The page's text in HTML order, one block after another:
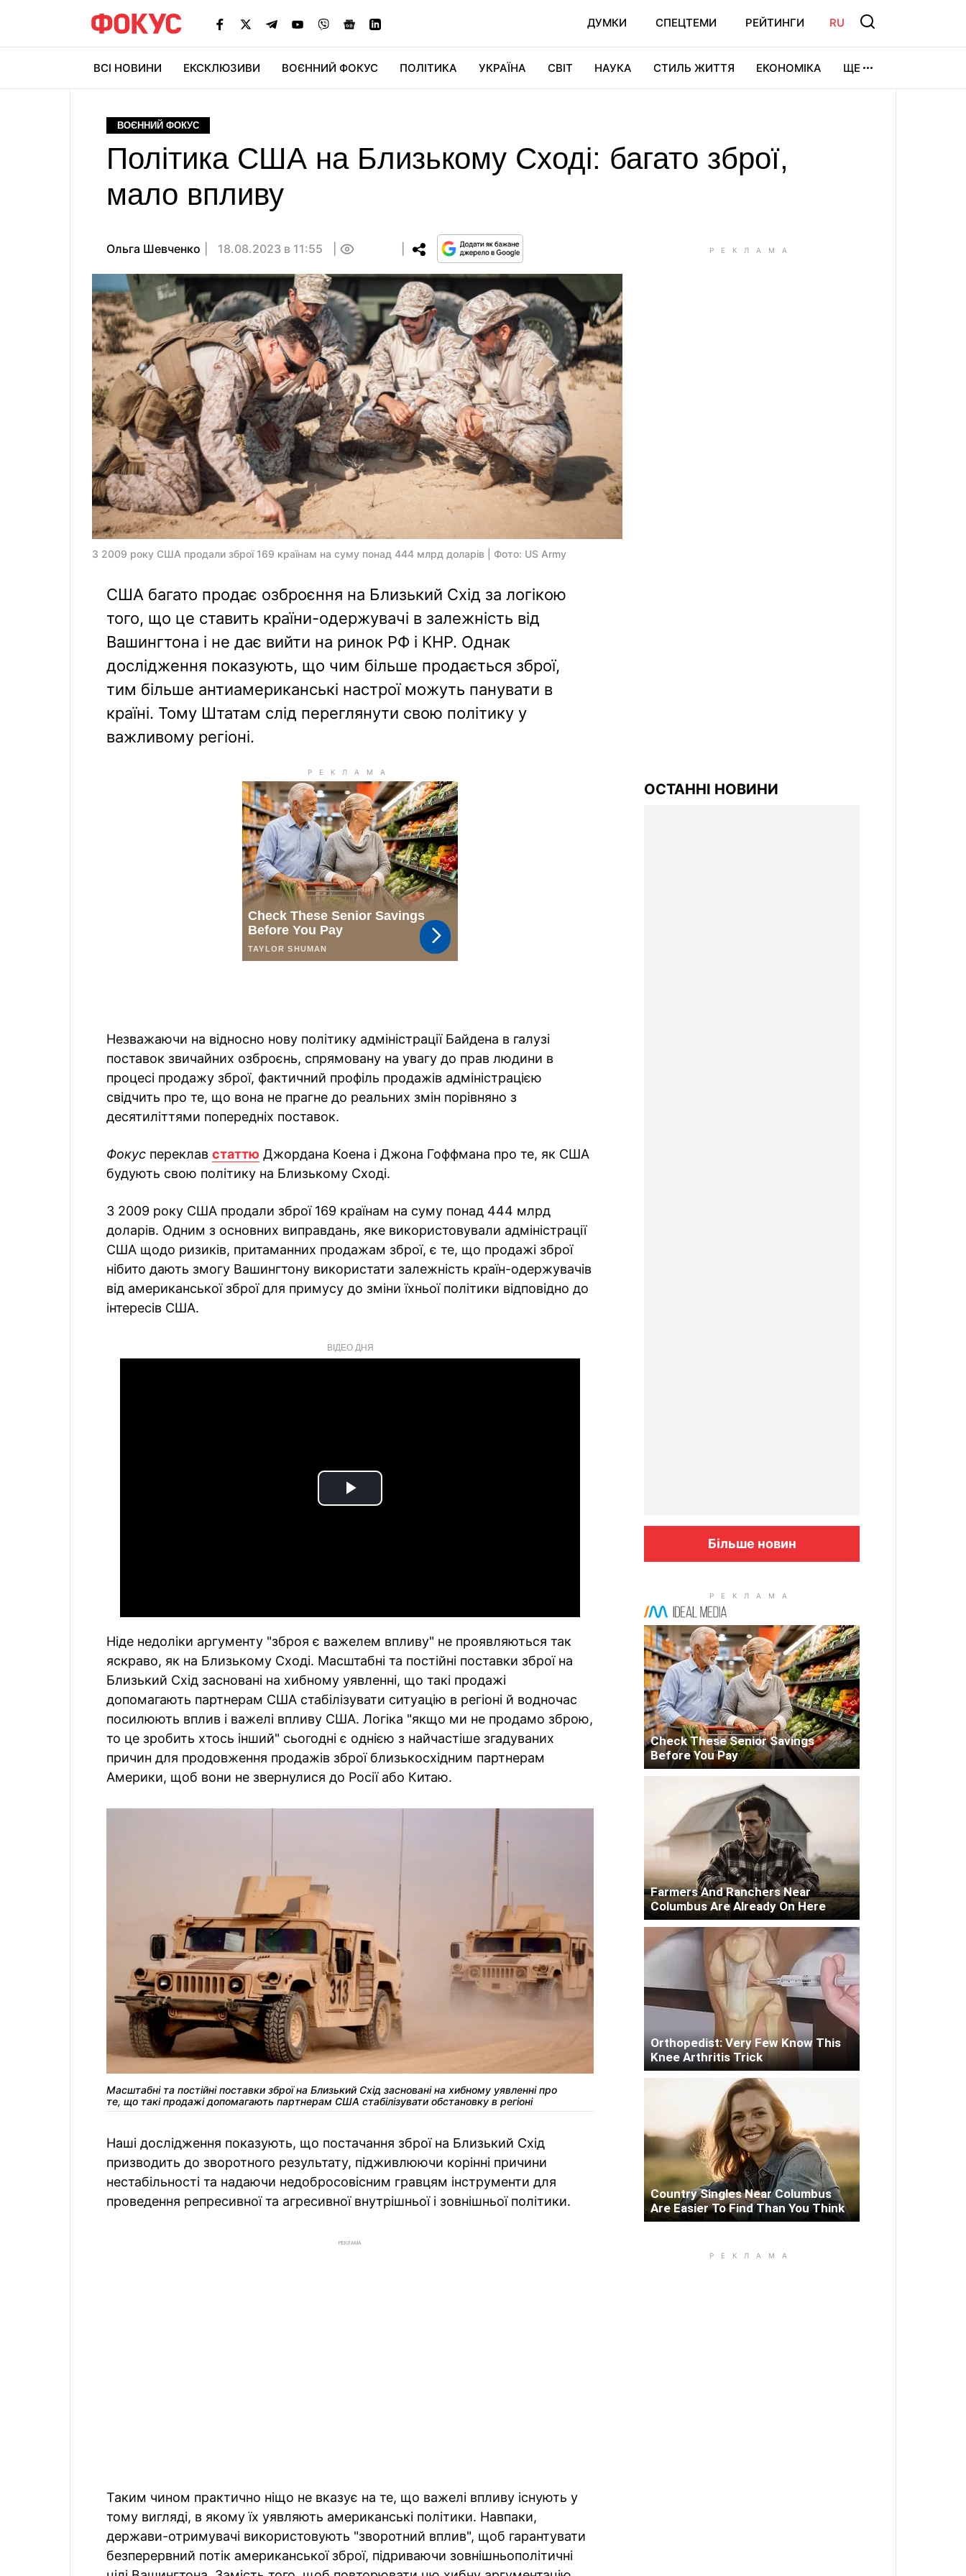
ДУМКИ СПЕЦТЕМИ РЕЙТИНГИ RU
ВСІ НОВИНИ ЕКСКЛЮЗИВИ ВОЄННИЙ ФОКУС ПОЛІТИКА УКРАЇНА СВІТ НАУКА СТИЛЬ ЖИТТЯ ЕКОНОМІКА ЩЕ
ВОЄННИЙ ФОКУС
Політика США на Близькому Сході: багато зброї,
мало впливу
Ольга Шевченко 18.08.2023 в 11:55
З 2009 року США продали зброї 169 країнам на суму понад 444 млрд доларів | Фото: US Army
США багато продає озброєння на Близький Схід за логікою
того, що це ставить країни-одержувачі в залежність від
Вашингтона і не дає вийти на ринок РФ і КНР. Однак
дослідження показують, що чим більше продається зброї,
тим більше антиамериканські настрої можуть панувати в
країні. Тому Штатам слід переглянути свою політику у
важливому регіоні.
Незважаючи на відносно нову політику адміністрації Байдена в галузі
поставок звичайних озброєнь, спрямовану на увагу до прав людини в
процесі продажу зброї, фактичний профіль продажів адміністрацією
свідчить про те, що вона не прагне до реальних змін порівняно з
десятиліттями попередніх поставок.
Фокус переклав статтю Джордана Коена і Джона Гоффмана про те, як США
будують свою політику на Близькому Сході.
З 2009 року США продали зброї 169 країнам на суму понад 444 млрд
доларів. Одним з основних виправдань, яке використовували адміністрації
США щодо ризиків, притаманних продажам зброї, є те, що продажі зброї
нібито дають змогу Вашингтону використати залежність країн-одержувачів
від американської зброї для примусу до зміни їхньої політики відповідно до
інтересів США.
ВІДЕО ДНЯ
Play
Ніде недоліки аргументу "зброя є важелем впливу" не проявляються так
яскраво, як на Близькому Сході. Масштабні та постійні поставки зброї на
Близький Схід засновані на хибному уявленні, що такі продажі
допомагають партнерам США стабілізувати ситуацію в регіоні й водночас
посилюють вплив і важелі впливу США. Логіка "якщо ми не продамо зброю,
то це зробить хтось інший" сьогодні є однією з найчастіше згадуваних
причин для продовження продажів зброї близькосхідним партнерам
Америки, щоб вони не звернулися до Росії або Китаю.
Масштабні та постійні поставки зброї на Близький Схід засновані на хибному уявленні про
те, що такі продажі допомагають партнерам США стабілізувати обстановку в регіоні
Наші дослідження показують, що постачання зброї на Близький Схід
призводить до зворотного результату, підживлюючи корінні причини
нестабільності та надаючи недобросовісним гравцям інструменти для
проведення репресивної та агресивної внутрішньої і зовнішньої політики.
РЕКЛАМА
Таким чином практично ніщо не вказує на те, що важелі впливу існують у
тому вигляді, в якому їх уявляють американські політики. Навпаки,
держави-отримувачі використовують "зворотний вплив", щоб гарантувати
безперервний потік американської зброї, підриваючи зовнішньополітичні
ОСТАННІ НОВИНИ
Більше новин
Check These Senior Savings
Before You Pay
Farmers And Ranchers Near
Columbus Are Already On Here
Orthopedist: Very Few Know This
Knee Arthritis Trick
Country Singles Near Columbus
Are Easier To Find Than You Think